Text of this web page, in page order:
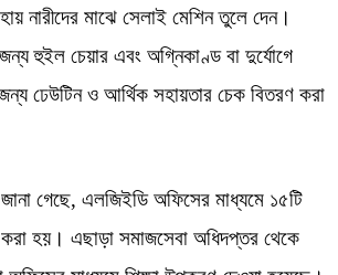
নারীদের মাঝে সেলাই মেশিন তুলে দেন।
হুইল চেয়ার এবং অগ্নিকাণ্ড বা দুর্যোগে
ঢেউটিন ও আর্থিক সহায়তার চেক বিতরণ করা
গেছে, এলজিইডি অফিসের মাধ্যমে ১৫টি
হয়। এছাড়া সমাজসেবা অধিদপ্তর থেকে